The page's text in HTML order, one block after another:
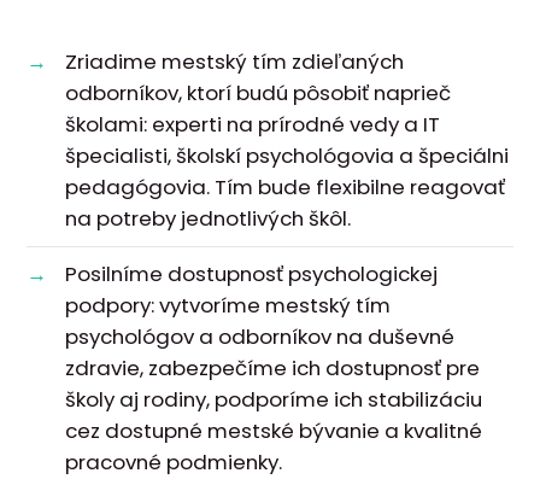
Zriadime mestský tím zdieľaných
odborníkov, ktorí budú pôsobiť naprieč
školami: experti na prírodné vedy a IT
špecialisti, školskí psychológovia a špeciálni
pedagógovia. Tím bude flexibilne reagovať
na potreby jednotlivých škôl.
Posilníme dostupnosť psychologickej
podpory: vytvoríme mestský tím
psychológov a odborníkov na duševné
zdravie, zabezpečíme ich dostupnosť pre
školy aj rodiny, podporíme ich stabilizáciu
cez dostupné mestské bývanie a kvalitné
pracovné podmienky.